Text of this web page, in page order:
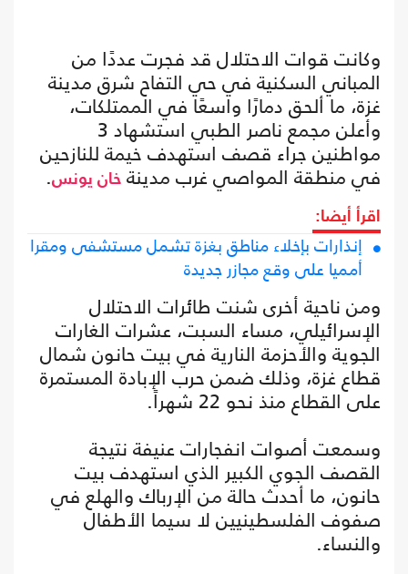
وكانت قوات الاحتلال قد فجرت عددًا من
المباني السكنية في حي التفاح شرق مدينة
غزة، ما ألحق دمارًا واسعًا في الممتلكات،
وأعلن مجمع ناصر الطبي استشهاد 3
مواطنين جراء قصف استهدف خيمة للنازحين
في منطقة المواصي غرب مدينة خان يونس.
اقرأ أيضا:
إنذارات بإخلاء مناطق بغزة تشمل مستشفى ومقرا
أمميا على وقع مجازر جديدة
ومن ناحية أخرى شنت طائرات الاحتلال
الإسرائيلي، مساء السبت، عشرات الغارات
الجوية والأحزمة النارية في بيت حانون شمال
قطاع غزة، وذلك ضمن حرب الإبادة المستمرة
على القطاع منذ نحو 22 شهراً.
وسمعت أصوات انفجارات عنيفة نتيجة
القصف الجوي الكبير الذي استهدف بيت
حانون، ما أحدث حالة من الإرباك والهلع في
صفوف الفلسطينيين لا سيما الأطفال
والنساء.